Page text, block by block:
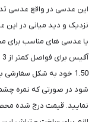
این عدسی در واقع عدسی
نزدیک و دید میانی در
یا عدسی های مناسب برای
1.50 خود به شکل
شود در صورتی که نمره
نمایید. قیمت درج شده